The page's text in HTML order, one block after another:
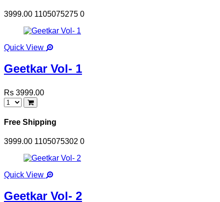
3999.00 1105075275 0
Quick View
Geetkar Vol- 1
Rs 3999.00
Free Shipping
3999.00 1105075302 0
Quick View
Geetkar Vol- 2